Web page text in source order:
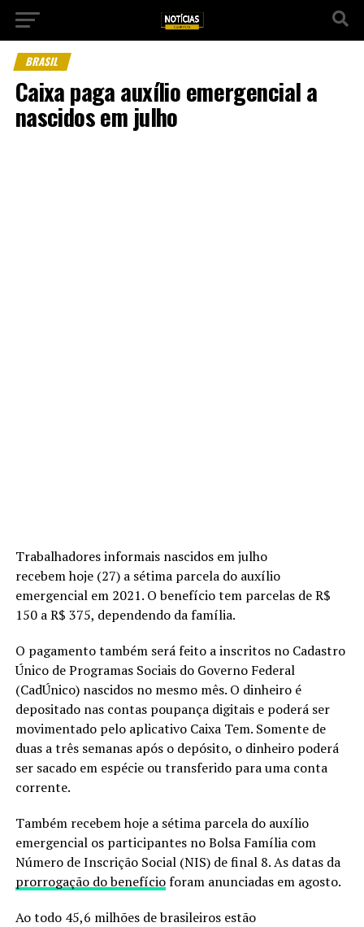
BRASIL
Caixa paga auxílio emergencial a
nascidos em julho
Trabalhadores informais nascidos em julho
recebem hoje (27) a sétima parcela do auxílio
emergencial em 2021. O benefício tem parcelas de R$
150 a R$ 375, dependendo da família.
O pagamento também será feito a inscritos no Cadastro
Único de Programas Sociais do Governo Federal
(CadÚnico) nascidos no mesmo mês. O dinheiro é
depositado nas contas poupança digitais e poderá ser
movimentado pelo aplicativo Caixa Tem. Somente de
duas a três semanas após o depósito, o dinheiro poderá
ser sacado em espécie ou transferido para uma conta
corrente.
Também recebem hoje a sétima parcela do auxílio
emergencial os participantes no Bolsa Família com
Número de Inscrição Social (NIS) de final 8. As datas da
prorrogação do benefícioforam anunciadas em agosto.
Ao todo 45,6 milhões de brasileiros estão